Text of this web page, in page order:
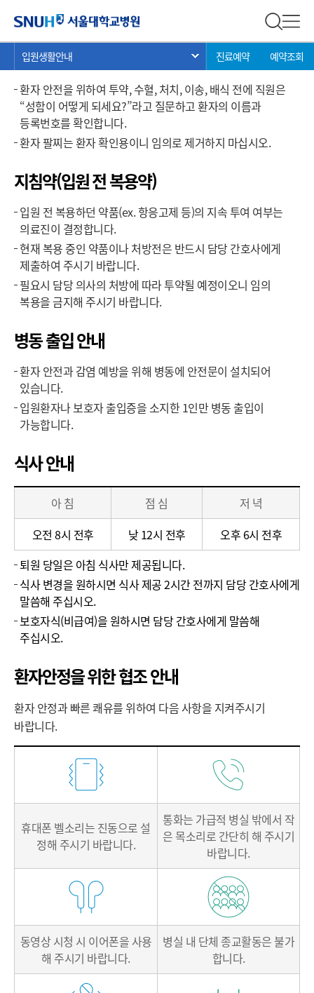
전체 검
현
재
위
치:
입원생활안내 서브 메뉴 목록 열기
진료예약 예약조회
입원생활안내
정확한 환자 확인
환자 안전을 위하여 투약, 수혈, 처치, 이송, 배식 전에 직원은
“성함이 어떻게 되세요?”라고 질문하고 환자의 이름과
등록번호를 확인합니다.
환자 팔찌는 환자 확인용이니 임의로 제거하지 마십시오.
지침약(입원 전 복용약)
입원 전 복용하던 약품(ex. 항응고제 등)의 지속 투여 여부는
의료진이 결정합니다.
현재 복용 중인 약품이나 처방전은 반드시 담당 간호사에게
제출하여 주시기 바랍니다.
필요시 담당 의사의 처방에 따라 투약될 예정이오니 임의
복용을 금지해 주시기 바랍니다.
병동 출입 안내
환자 안전과 감염 예방을 위해 병동에 안전문이 설치되어
있습니다.
입원환자나 보호자 출입증을 소지한 1인만 병동 출입이
가능합니다.
식사 안내
아 침 점 심
저 녁
오전 8시 전후
낮 12시 전후
오후 6시 전후
퇴원 당일은 아침 식사만 제공됩니다.
식사 변경을 원하시면 식사 제공 2시간 전까지 담당 간호사에게
말씀해 주십시오.
보호자식(비급여)을 원하시면 담당 간호사에게 말씀해
주십시오.
환자안정을 위한 협조 안내
환자 안정과 빠른 쾌유를 위하여 다음 사항을 지켜주시기
바랍니다.
정
을
위
협
내
휴대폰 벨소리는 진동으로 설
정해 주시기 바랍니다.
통화는 가급적 병실 밖에서 작
은 목소리로 간단히 해 주시기
바랍니다.
동영상 시청 시 이어폰을 사용
해 주시기 바랍니다.
병실 내 단체 종교활동은불가
합니다.